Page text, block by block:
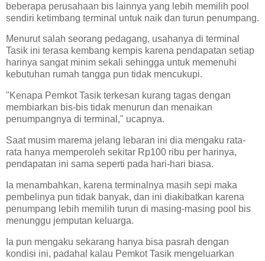
beberapa perusahaan bis lainnya yang lebih memilih pool
sendiri ketimbang terminal untuk naik dan turun penumpang.
Menurut salah seorang pedagang, usahanya di terminal
Tasik ini terasa kembang kempis karena pendapatan setiap
harinya sangat minim sekali sehingga untuk memenuhi
kebutuhan rumah tangga pun tidak mencukupi.
"Kenapa Pemkot Tasik terkesan kurang tagas dengan
membiarkan bis-bis tidak menurun dan menaikan
penumpangnya di terminal," ucapnya.
Saat musim marema jelang lebaran ini dia mengaku rata-
rata hanya memperoleh sekitar Rp100 ribu per harinya,
pendapatan ini sama seperti pada hari-hari biasa.
Ia menambahkan, karena terminalnya masih sepi maka
pembelinya pun tidak banyak, dan ini diakibatkan karena
penumpang lebih memilih turun di masing-masing pool bis
menunggu jemputan keluarga.
Ia pun mengaku sekarang hanya bisa pasrah dengan
kondisi ini, padahal kalau Pemkot Tasik mengeluarkan